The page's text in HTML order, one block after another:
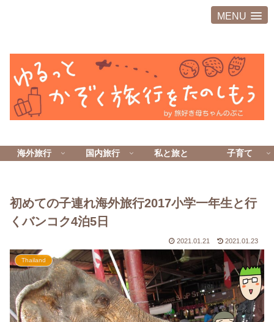
MENU
海外旅行 国内旅行 私と旅と 子育て
初めての子連れ海外旅行2017小学一年生と行
くバンコク4泊5日
2021.01.21 2021.01.23
Thailand